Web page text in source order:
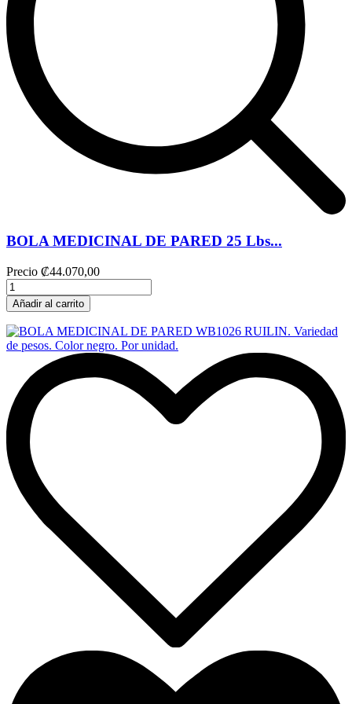
BOLA MEDICINAL DE PARED 25 Lbs...
Precio ₡44.070,00
Añadir al carrito